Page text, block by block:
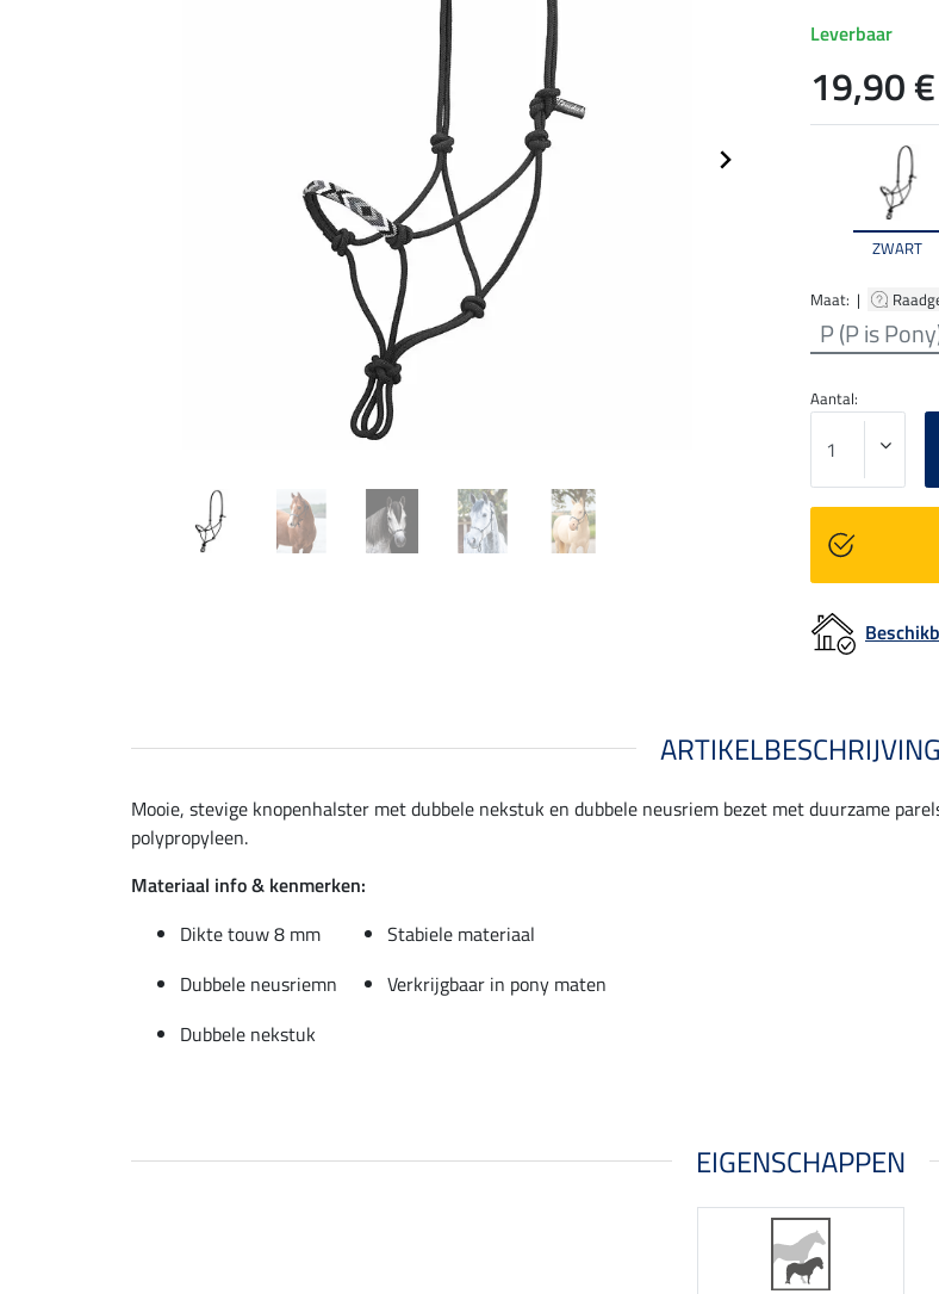
ZWART
Maat: |
P (P is
Leverbaar
19,90 €
Aantal:
ARTIKELBESCHRIJVING
Mooie, stevige knopenhalster met dubbele nekstuk en dubbele neusriem bezet met duurzame
polypropyleen.
Materiaal info & kenmerken:
Dikte touw 8 mm
Stabiele materiaal
Dubbele neusriemn
Verkrijgbaar in pony maten
Dubbele nekstuk
EIGENSCHAPPEN